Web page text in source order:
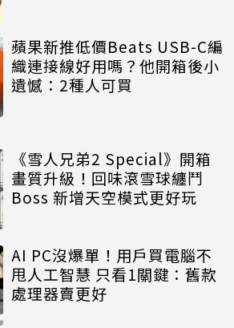
蘋果新推低價Beats USB-C編
織連接線好用嗎？他開箱後小
遺憾：2種人可買
《雪人兄弟2 Special》開箱
畫質升級！回味滾雪球纏鬥
Boss 新增天空模式更好玩
AI PC沒爆單！用戶買電腦不
甩人工智慧 只看1關鍵：舊款
處理器賣更好